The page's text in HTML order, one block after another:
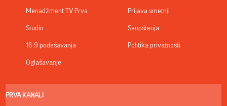
Menadžment TV Prva
Studio
16:9 podešavanja
Oglašavanje
Prijava smetnji
Saopštenja
Politika privatnosti
PRVA KANALI